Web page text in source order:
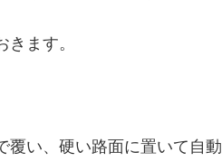
ます。
覆い、硬い路面に置いて自動